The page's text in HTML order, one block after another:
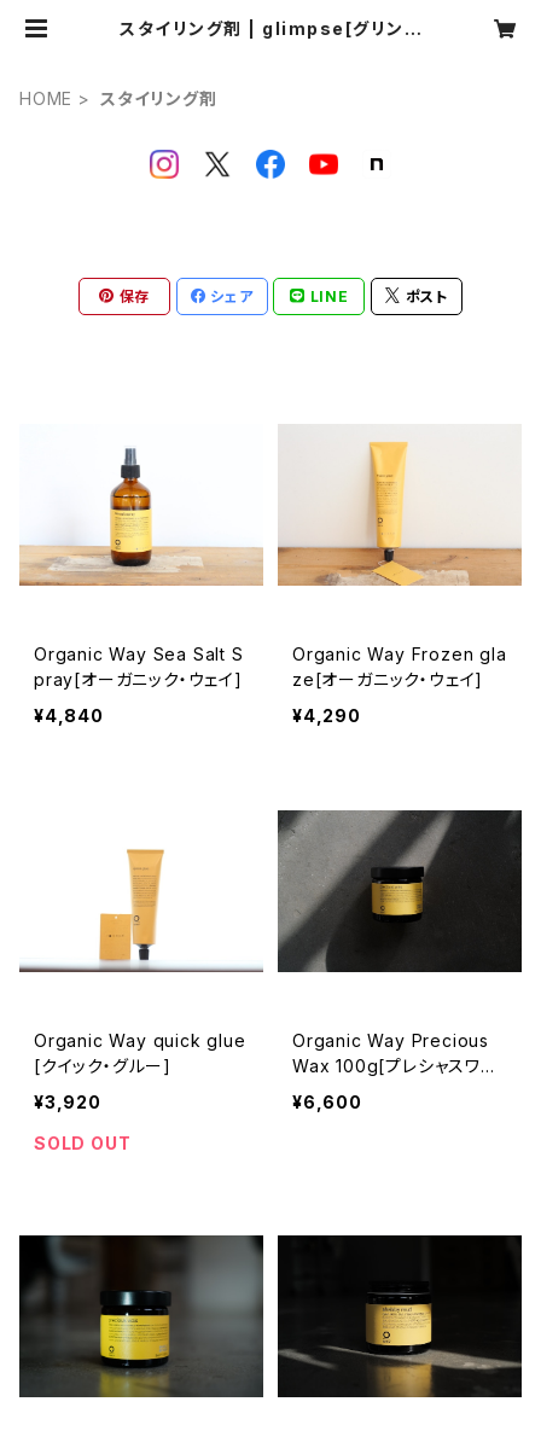
スタイリング剤 | glimpse[グリンプ
HOME スタイリング剤
保存 シェア LINE ポスト
Organic Way Sea Salt S
pray[オーガニック・ウェイ]
¥4,840
Organic Way Frozen gla
ze[オーガニック・ウェイ]
¥4,290
Organic Way quick glue
[クイック・グルー]
¥3,920
SOLD OUT
Organic Way Precious
Wax 100g[プレシャスワッ
クス]
¥6,600